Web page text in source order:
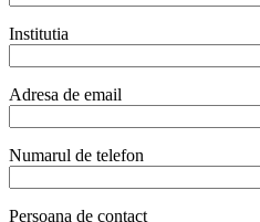
quantity
Institutia
Adresa de email
Numarul de telefon
Persoana de contact